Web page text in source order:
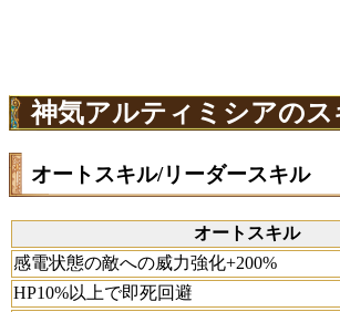
神気アルティミシアのス
オートスキル/リーダースキル
オートスキル
感電状態の敵への威力強化+200%
HP10%以上で即死回避